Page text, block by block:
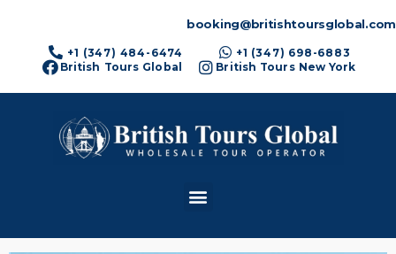
booking@britishtoursglobal.com
+1 (347) 484-6474
+1 (347) 698-6883
British Tours Global
British Tours New York